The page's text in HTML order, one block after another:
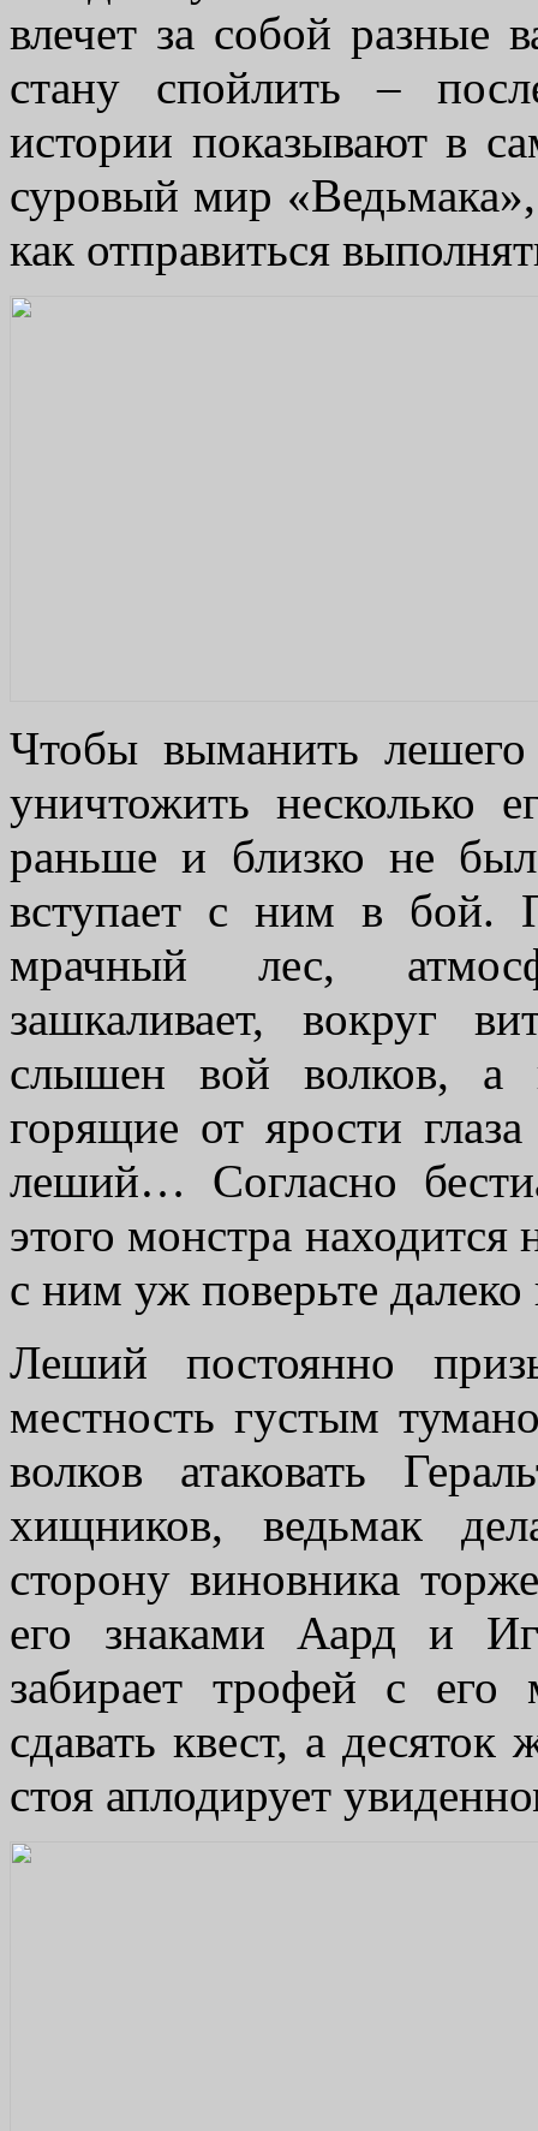
влечет за собой разные
стану спойлить –
истории показывают в
суровый мир «Ведьмака»,
как отправиться
Чтобы выманить
уничтожить несколько
раньше и близко не
вступает с ним в бой.
мрачный лес,
зашкаливает, вокруг
слышен вой волков, а
горящие от ярости
леший… Согласно
этого монстра
с ним уж поверьте далеко
Леший постоянно
местность густым
волков атаковать
хищников, ведьмак
сторону виновника
его знаками Аард и
забирает трофей с его
сдавать квест, а десяток
стоя аплодирует